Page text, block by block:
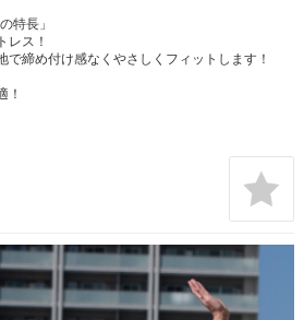
特長」
レス！
締め付け感なくやさしくフィットします！
！